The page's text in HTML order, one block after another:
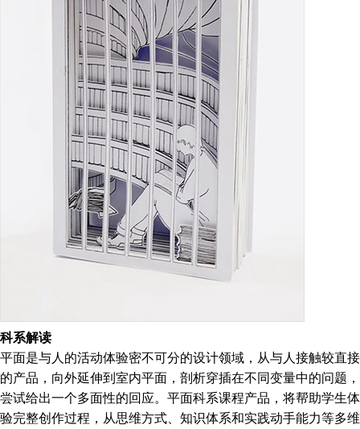
科系解读
平面是与人的活动体验密不可分的设计领域，从与人接触较直接
的产品，向外延伸到室内平面，剖析穿插在不同变量中的问题，
尝试给出一个多面性的回应。平面科系课程产品，将帮助学生体
验完整创作过程，从思维方式、知识体系和实践动手能力等多维